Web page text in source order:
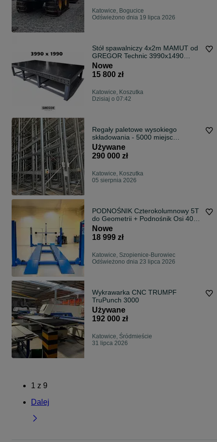
Katowice, Bogucice
Odświeżono dnia 19 lipca 2026
Stół spawalniczy 4x2m MAMUT od
GREGOR Technic 3990x1490
System 28 Blat 15mm Dostawa już
złozony
Nowe
15 800 zł
Katowice, Koszutka
Dzisiaj o 07:42
Regały paletowe wysokiego
składowania - 5000 miejsc
paletowych
Używane
290 000 zł
Katowice, Koszutka
05 sierpnia 2026
PODNOŚNIK Czterokolumnowy 5T
do Geometrii + Podnośnik Osi 400V
NOWY UDT | Dostawa Cała Polska
| RATY
Nowe
18 999 zł
Katowice, Szopienice-Burowiec
Odświeżono dnia 23 lipca 2026
Wykrawarka CNC TRUMPF
TruPunch 3000
Używane
192 000 zł
Katowice, Śródmieście
31 lipca 2026
1 z 9
Dalej